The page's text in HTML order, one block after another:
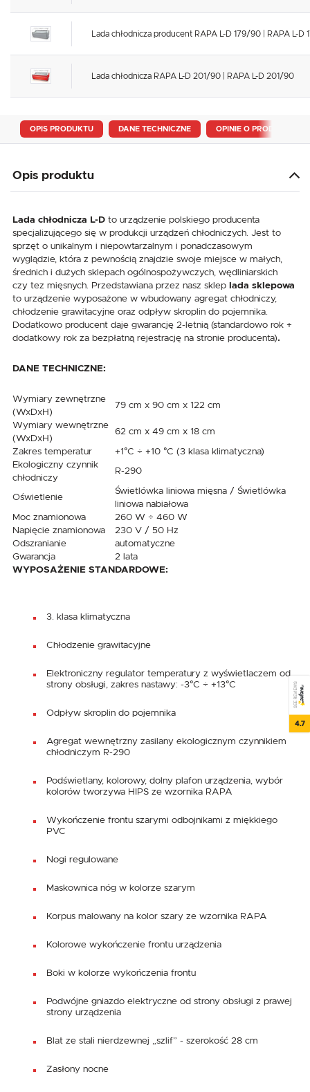
Lada chłodnicza producent RAPA L-D 179/90 | RAPA L-D
Lada chłodnicza RAPA L-D 201/90 | RAPA L-D 201/90
OPIS PRODUKTU DANE TECHNICZNE OPINIE O PRODUKCIE
Opis produktu
Lada chłodnicza L-D to urządzenie polskiego producenta
specjalizującego się w produkcji urządzeń chłodniczych. Jest to
sprzęt o unikalnym i niepowtarzalnym i ponadczasowym
wyglądzie, która z pewnością znajdzie swoje miejsce w małych,
średnich i dużych sklepach ogólnospożywczych, wędliniarskich
czy tez mięsnych. Przedstawiana przez nasz sklep lada sklepowa
to urządzenie wyposażone w wbudowany agregat chłodniczy,
chłodzenie grawitacyjne oraz odpływ skroplin do pojemnika.
Dodatkowo producent daje gwarancję 2-letnią (standardowo rok +
dodatkowy rok za bezpłatną rejestrację na stronie producenta).
DANE TECHNICZNE:
Wymiary zewnętrzne
(WxDxH)
79 cm x 90 cm x 122 cm
Wymiary wewnętrzne
(WxDxH)
62 cm x 49 cm x 18 cm
Zakres temperatur
+1°C ÷ +10 °C (3 klasa klimatyczna)
Ekologiczny czynnik
chłodniczy
R-290
Oświetlenie
Świetlówka liniowa mięsna / Świetlówka
liniowa nabiałowa
Moc znamionowa
260 W ÷ 460 W
Napięcie znamionowa
230 V / 50 Hz
Odszranianie
automatyczne
Gwarancja
2 lata
WYPOSAŻENIE STANDARDOWE:
3. klasa klimatyczna
Chłodzenie grawitacyjne
Elektroniczny regulator temperatury z wyświetlaczem od
strony obsługi, zakres nastawy: -3°C ÷ +13°C
Odpływ skroplin do pojemnika
Agregat wewnętrzny zasilany ekologicznym czynnikiem
chłodniczym R-290
Podświetlany, kolorowy, dolny plafon urządzenia, wybór
kolorów tworzywa HIPS ze wzornika RAPA
Wykończenie frontu szarymi odbojnikami z miękkiego
PVC
Nogi regulowane
Maskownica nóg w kolorze szarym
Korpus malowany na kolor szary ze wzornika RAPA
Kolorowe wykończenie frontu urządzenia
Boki w kolorze wykończenia frontu
Podwójne gniazdo elektryczne od strony obsługi z prawej
strony urządzenia
Blat ze stali nierdzewnej „szlif” - szerokość 28 cm
Zasłony nocne
SEE REVIEWS
4.7